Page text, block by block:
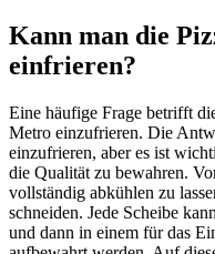
Kann man die
einfrieren?
Eine häufige Frage betrifft
Metro einzufrieren. Die
einzufrieren, aber es ist
die Qualität zu bewahren.
vollständig abkühlen zu
schneiden. Jede Scheibe
und dann in einem für das